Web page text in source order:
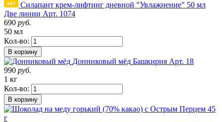
Силапант крем-лифтинг дневной "Увлажнение" 50 мл
Две линии Арт. 1074
690 руб.
50 мл
Кол-во:
В корзину
Донниковый мёд Башкирия Арт. 18
990 руб.
1 кг
Кол-во:
В корзину